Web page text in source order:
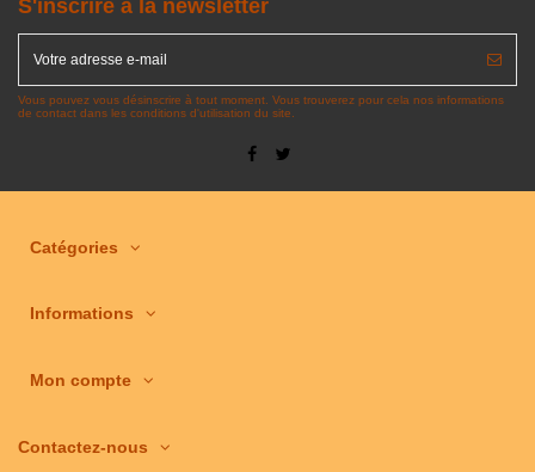
S'inscrire à la newsletter
Vous pouvez vous désinscrire à tout moment. Vous trouverez pour cela nos informations
de contact dans les conditions d'utilisation du site.
Catégories
Informations
Mon compte
Contactez-nous